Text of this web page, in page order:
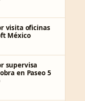
visita oficinas
México
supervisa
en Paseo 5